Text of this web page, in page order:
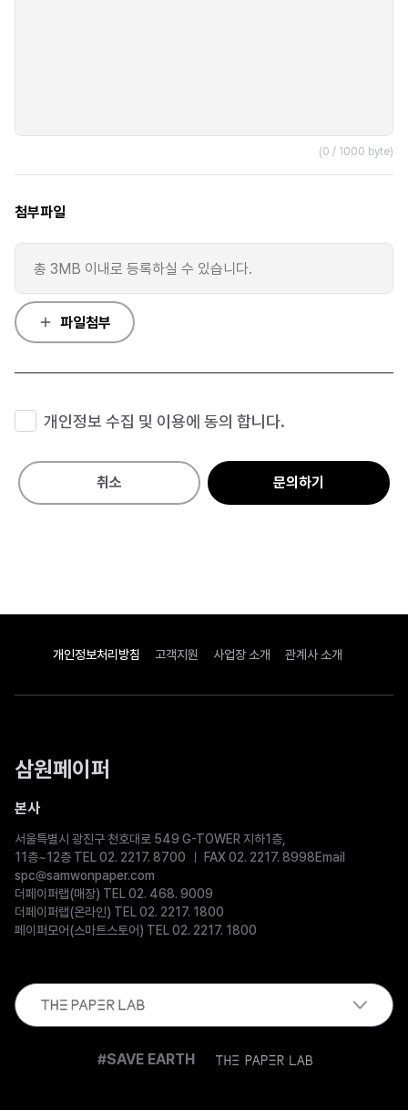
(0 / 1000 byte)
첨부파일
파일첨부
개인정보 수집 및 이용에 동의 합니다.
취소 문의하기
개인정보처리방침 고객지원 사업장 소개 관계사 소개
삼원페이퍼
본사
서울특별시 광진구 천호대로 549 G-TOWER 지하1층,
11층~12층 TEL 02. 2217. 8700
FAX 02. 2217. 8998Email
spc@samwonpaper.com
더페이퍼랩(매장) TEL 02. 468. 9009
더페이퍼랩(온라인) TEL 02. 2217. 1800
페이퍼모어(스마트스토어) TEL 02. 2217. 1800
#SAVE EARTH